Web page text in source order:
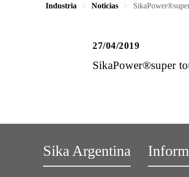
Industria Noticias
27/04/2019
SikaPower®super
Sika Argentina